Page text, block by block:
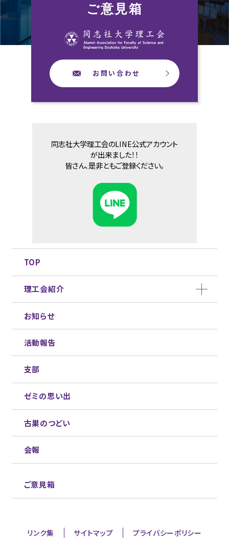
ご意見箱
お問い合わせ
同志社大学理工会のLINE公式アカウント
が出来ました！！
皆さん、是非ともご登録ください。
TOP
理工会紹介
お知らせ
活動報告
支部
ゼミの思い出
古巣のつどい
会報
ご意見箱
リンク集 サイトマップ プライバシーポリシー